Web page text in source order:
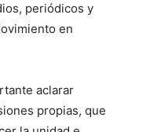
periódicos y
en
aclarar
propias, que